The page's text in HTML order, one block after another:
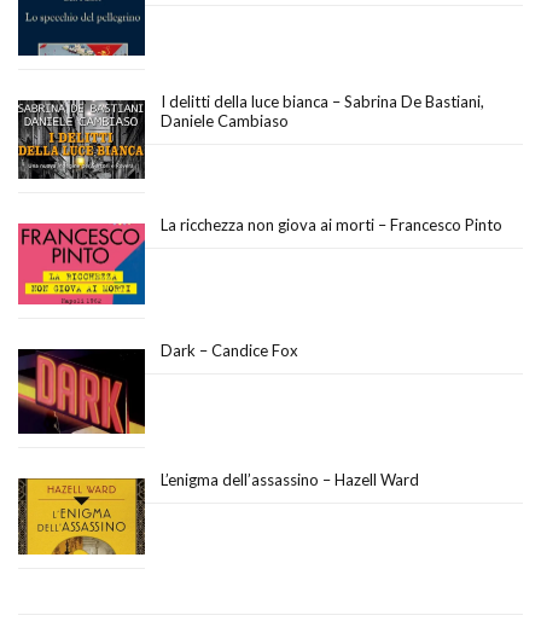
I delitti della luce bianca – Sabrina De Bastiani,
Daniele Cambiaso
La ricchezza non giova ai morti – Francesco Pinto
Dark – Candice Fox
L’enigma dell’assassino – Hazell Ward